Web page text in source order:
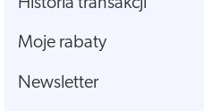
Historia transakcji
Moje rabaty
Newsletter